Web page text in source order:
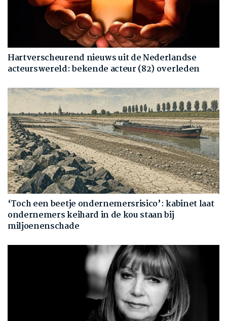
Hartverscheurend nieuws uit de Nederlandse
acteurswereld: bekende acteur (82) overleden
‘Toch een beetje ondernemersrisico’: kabinet laat
ondernemers keihard in de kou staan bij
miljoenenschade